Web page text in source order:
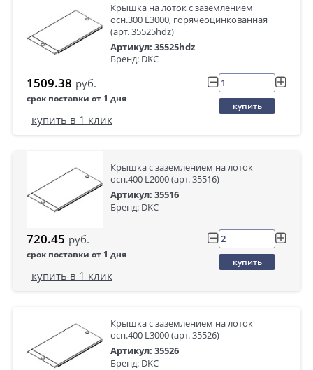
Крышка на лоток с заземлением
осн.300 L3000, горячеоцинкованная
(арт. 35525hdz)
Артикул: 35525hdz
Бренд: DKC
1509.38 руб.
срок поставки от 1 дня
купить
купить в 1 клик
Крышка с заземлением на лоток
осн.400 L2000 (арт. 35516)
Артикул: 35516
Бренд: DKC
720.45 руб.
срок поставки от 1 дня
купить
купить в 1 клик
Крышка с заземлением на лоток
осн.400 L3000 (арт. 35526)
Артикул: 35526
Бренд: DKC